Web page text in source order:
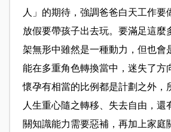
人」的期待，強調爸爸白天工作要
放假要帶孩子出去玩。要滿足這麼
架無形中雖然是一種動力，但也會
能在多重角色轉換當中，迷失了方
懷孕有相當的比例都是計劃之外，
人生重心隨之轉移、失去自由，還
關知識能力需要惡補，再加上家庭